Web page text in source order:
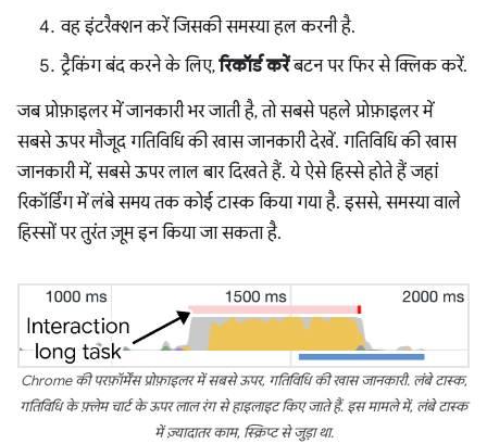
वह इंटरैक्शन करें जिसकी समस्या हल करनी है.
ट्रैकिंग बंद करने के लिए,रिकॉर्ड करेंबटन पर फिर से क्लिक करें.
जब प्रोफ़ाइलर में जानकारी भर जाती है, तो सबसे पहले प्रोफ़ाइलर में
सबसे ऊपर मौजूद गतिविधि की खास जानकारी देखें. गतिविधि की खास
जानकारी में, सबसे ऊपर लाल बार दिखते हैं. ये ऐसे हिस्से होते हैं जहां
रिकॉर्डिंग में लंबे समय तक कोई टास्क किया गया है. इससे, समस्या वाले
हिस्सों पर तुरंत ज़ूम इन किया जा सकता है.
Chrome की परफ़ॉर्मेंस प्रोफ़ाइलर में सबसे ऊपर, गतिविधि की खास जानकारी. लंबे टास्क,
गतिविधि के फ़्लेम चार्ट के ऊपर लाल रंग से हाइलाइट किए जाते हैं. इस मामले में, लंबे टास्क
में ज़्यादातर काम, स्क्रिप्ट से जुड़ा था.